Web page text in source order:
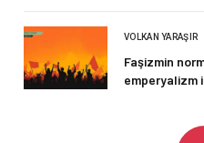
VOLKAN YARAŞIR
Faşizmin
emperyalizm